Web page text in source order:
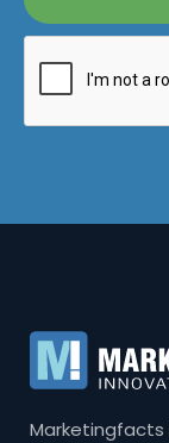
Marketingfacts